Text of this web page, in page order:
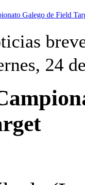
Galego de Field
24